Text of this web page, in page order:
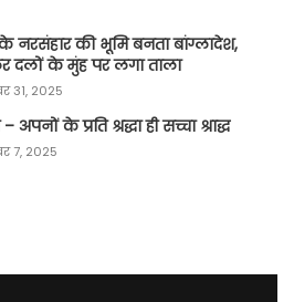
नरसंहार की भूमि बनता बांग्लादेश,
दलों के मुंह पर लगा ताला
31, 2025
अपनों के प्रति श्रद्धा ही सच्चा श्राद्ध
7, 2025